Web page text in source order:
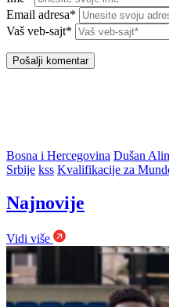
Email adresa*
Vaš veb-sajt*
Bosna i Hercegovina Dušan
Srbije kss Kvalifikacije za
Najnovije
Vidi više